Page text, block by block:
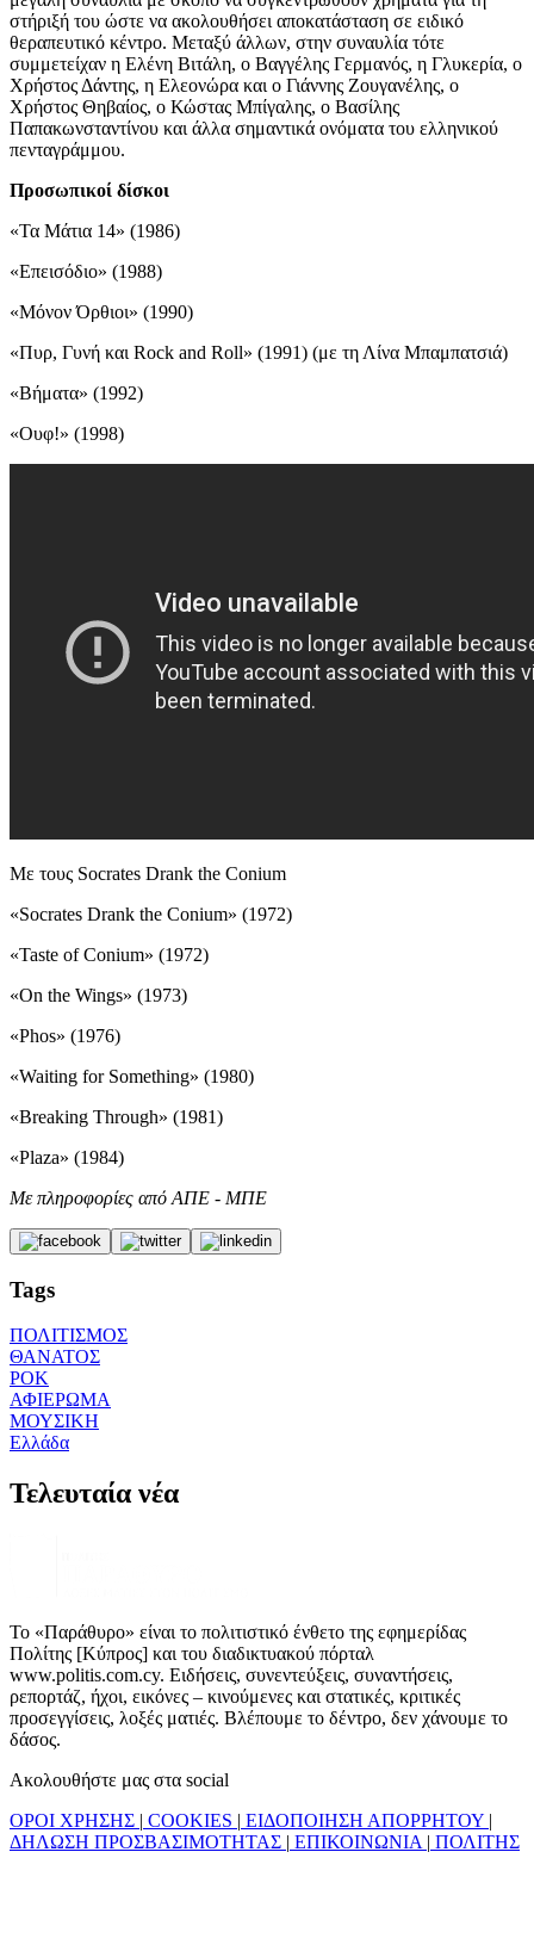
στήριξή του ώστε να ακολουθήσει αποκατάσταση σε ειδικό
θεραπευτικό κέντρο. Μεταξύ άλλων, στην συναυλία τότε
συμμετείχαν η Ελένη Βιτάλη, ο Βαγγέλης Γερμανός, η Γλυκερία, ο
Χρήστος Δάντης, η Ελεονώρα και ο Γιάννης Ζουγανέλης, ο
Χρήστος Θηβαίος, ο Κώστας Μπίγαλης, ο Βασίλης
Παπακωνσταντίνου και άλλα σημαντικά ονόματα του ελληνικού
πενταγράμμου.
Προσωπικοί δίσκοι
«Τα Μάτια 14» (1986)
«Επεισόδιο» (1988)
«Μόνον Όρθιοι» (1990)
«Πυρ, Γυνή και Rock and Roll» (1991) (με τη Λίνα Μπαμπατσιά)
«Βήματα» (1992)
«Ουφ!» (1998)
Με τους Socrates Drank the Conium
«Socrates Drank the Conium» (1972)
«Taste of Conium» (1972)
«On the Wings» (1973)
«Phos» (1976)
«Waiting for Something» (1980)
«Breaking Through» (1981)
«Plaza» (1984)
Με πληροφορίες από ΑΠΕ - ΜΠΕ
Tags
ΠΟΛΙΤΙΣΜΟΣ
ΘΑΝΑΤΟΣ
ΡΟΚ
ΑΦΙΕΡΩΜΑ
ΜΟΥΣΙΚΗ
Ελλάδα
Τελευταία νέα
Το «Παράθυρο» είναι το πολιτιστικό ένθετο της εφημερίδας
Πολίτης [Κύπρος] και του διαδικτυακού πόρταλ
www.politis.com.cy. Ειδήσεις, συνεντεύξεις, συναντήσεις,
ρεπορτάζ, ήχοι, εικόνες – κινούμενες και στατικές, κριτικές
προσεγγίσεις, λοξές ματιές. Βλέπουμε το δέντρο, δεν χάνουμε το
δάσος.
Ακολουθήστε μας στα social
ΟΡΟΙ ΧΡΗΣΗΣ | COOKIES | ΕΙΔΟΠΟΙΗΣΗ ΑΠΟΡΡΗΤΟΥ |
ΔΗΛΩΣΗ ΠΡΟΣΒΑΣΙΜΟΤΗΤΑΣ | ΕΠΙΚΟΙΝΩΝΙΑ | ΠΟΛΙΤΗΣ